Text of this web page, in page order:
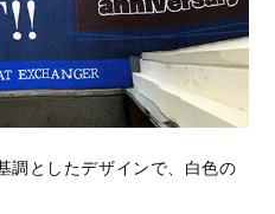
調としたデザインで、白色の